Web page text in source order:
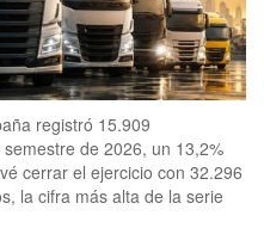
registró 15.909
de 2026, un 13,2%
cerrar el ejercicio con 32.296
la cifra más alta de la serie